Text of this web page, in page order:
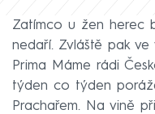
Zatímco u žen herec
nedaří. Zvláště pak
Prima Máme rádi
týden co týden
Prachařem. Na vině